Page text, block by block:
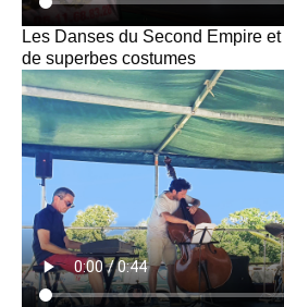
Les Danses du Second Empire
de superbes costumes